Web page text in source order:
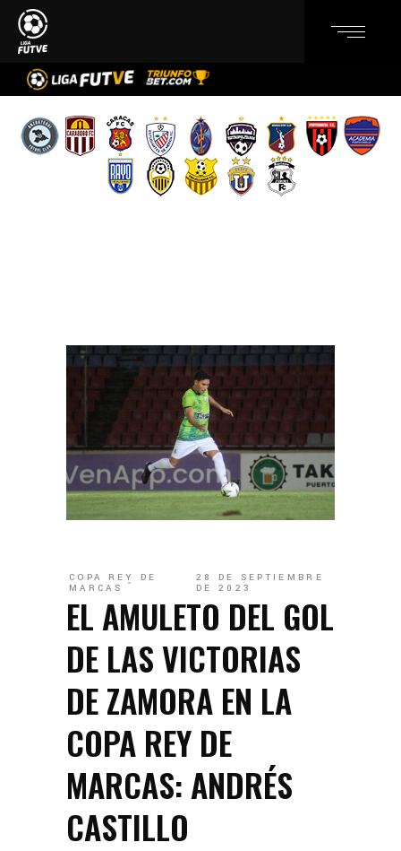
COPA REY DE
MARCAS
28 DE SEPTIEMBRE
DE 2023
EL AMULETO DEL GOL
DE LAS VICTORIAS
DE ZAMORA EN LA
COPA REY DE
MARCAS: ANDRÉS
CASTILLO